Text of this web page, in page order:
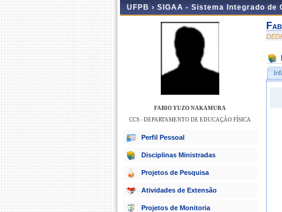
UFPB › SIGAA - Sistema Integrado
FABIO YUZO NAKAMURA
CCS - DEPARTAMENTO DE EDUCAÇÃO FÍSICA
Perfil Pessoal
Disciplinas Ministradas
Projetos de Pesquisa
Atividades de Extensão
Projetos de Monitoria